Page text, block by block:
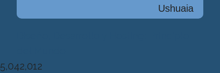
Ushuaia
5,042,012